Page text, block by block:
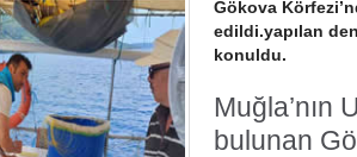
Gökova
edildi.yapılan
konuldu.
Muğla’nın
bulunan